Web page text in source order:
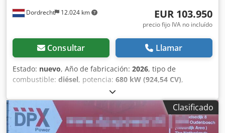
Dordrecht 12.024 km EUR 103.950
precio fijo IVA no incluído
Consultar Llamar
Estado: nuevo, Año de fabricación: 2026, tipo de
combustible: diésel, potencia: 680 kW (924,54 CV),
Perkins
Peso en vacío: 5.040 kg Potencia del generador: 850 kVA
Dimensiones del compartimento de carga: 413 x 169 x 257
cm Marcado CE: sí Volumen del depósito de agua: 1.702 l
Clasificado